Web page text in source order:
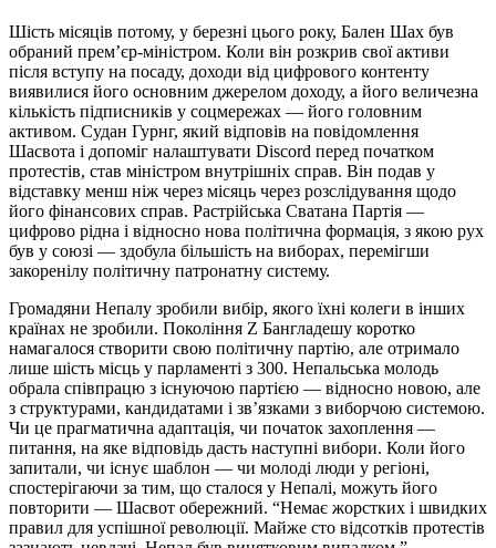
Шість місяців потому, у березні цього року, Бален Шах був
обраний прем’єр-міністром. Коли він розкрив свої активи
після вступу на посаду, доходи від цифрового контенту
виявилися його основним джерелом доходу, а його величезна
кількість підписників у соцмережах — його головним
активом. Судан Гурнг, який відповів на повідомлення
Шасвота і допоміг налаштувати Discord перед початком
протестів, став міністром внутрішніх справ. Він подав у
відставку менш ніж через місяць через розслідування щодо
його фінансових справ. Растрійська Сватана Партія —
цифрово рідна і відносно нова політична формація, з якою рух
був у союзі — здобула більшість на виборах, перемігши
закоренілу політичну патронатну систему.
Громадяни Непалу зробили вибір, якого їхні колеги в інших
країнах не зробили. Покоління Z Бангладешу коротко
намагалося створити свою політичну партію, але отримало
лише шість місць у парламенті з 300. Непальська молодь
обрала співпрацю з існуючою партією — відносно новою, але
з структурами, кандидатами і зв’язками з виборчою системою.
Чи це прагматична адаптація, чи початок захоплення —
питання, на яке відповідь дасть наступні вибори. Коли його
запитали, чи існує шаблон — чи молоді люди у регіоні,
спостерігаючи за тим, що сталося у Непалі, можуть його
повторити — Шасвот обережний. “Немає жорстких і швидких
правил для успішної революції. Майже сто відсотків протестів